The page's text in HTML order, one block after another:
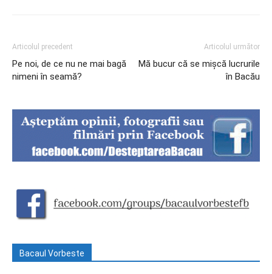
Articolul precedent
Pe noi, de ce nu ne mai bagă
nimeni în seamă?
Articolul următor
Mă bucur că se mișcă lucrurile
în Bacău
Bacaul Vorbeste